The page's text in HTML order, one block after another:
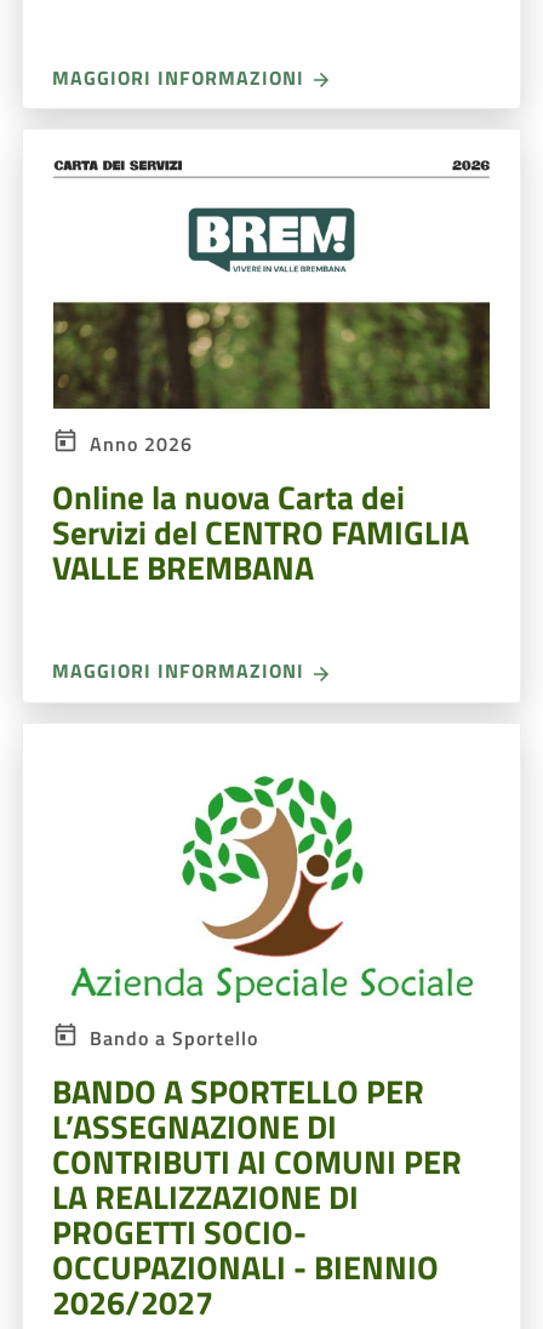
MAGGIORI INFORMAZIONI
Anno 2026
Online la nuova Carta dei
Servizi del CENTRO FAMIGLIA
VALLE BREMBANA
MAGGIORI INFORMAZIONI
Bando a Sportello
BANDO A SPORTELLO PER
L’ASSEGNAZIONE DI
CONTRIBUTI AI COMUNI PER
LA REALIZZAZIONE DI
PROGETTI SOCIO-
OCCUPAZIONALI - BIENNIO
2026/2027